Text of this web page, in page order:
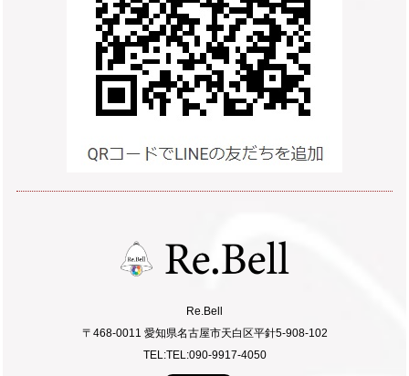
Re.Bell
〒468-0011 愛知県名古屋市天白区平針5-908-102
TEL:TEL:090-9917-4050